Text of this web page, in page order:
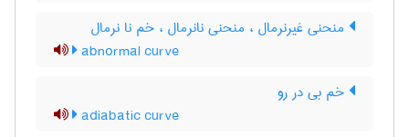
منحنی غیرنرمال ، منحنی نانرمال ، خم نا نرمال
abnormal curve
خم بی در رو
adiabatic curve